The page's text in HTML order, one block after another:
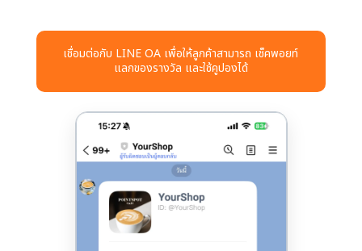
เชื่อมต่อกับ LINE OA เพื่อให้ลูกค้าสามารถ เช็คพอยท์
แลกของรางวัล และใช้คูปองได้